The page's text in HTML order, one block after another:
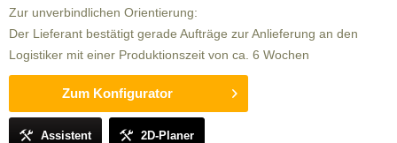
Zur unverbindlichen Orientierung:
Der Lieferant bestätigt gerade Aufträge zur Anlieferung an den
Logistiker mit einer Produktionszeit von ca. 6 Wochen
Zum Konfigurator
Assistent 2D-Planer